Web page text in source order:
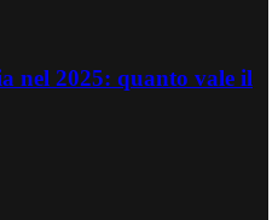
nel 2025: quanto vale il